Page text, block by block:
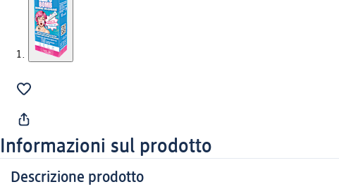
Informazioni sul prodotto
Descrizione prodotto